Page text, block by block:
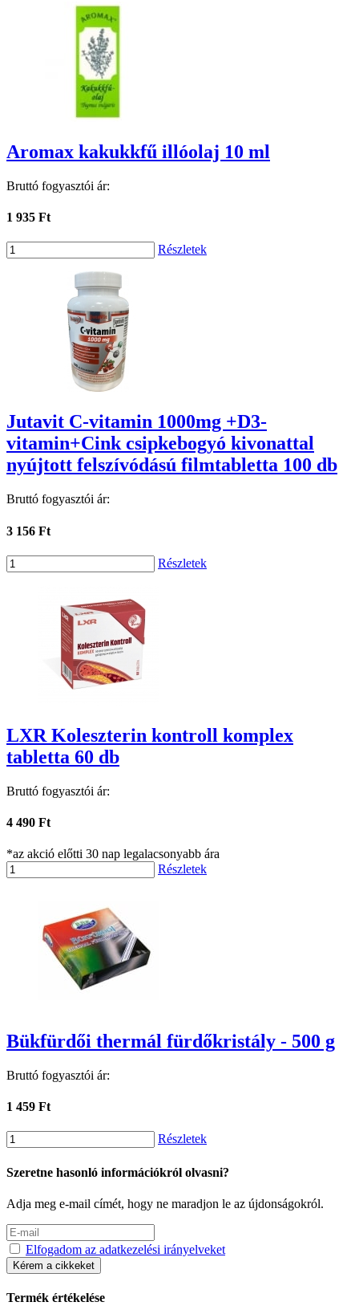
Aromax kakukkfű illóolaj 10 ml
Bruttó fogyasztói ár:
1 935 Ft
Részletek
Jutavit C-vitamin 1000mg +D3-
vitamin+Cink csipkebogyó kivonattal
nyújtott felszívódású filmtabletta 100 db
Bruttó fogyasztói ár:
3 156 Ft
Részletek
LXR Koleszterin kontroll komplex
tabletta 60 db
Bruttó fogyasztói ár:
4 490 Ft
*az akció előtti 30 nap legalacsonyabb ára
Részletek
Bükfürdői thermál fürdőkristály - 500 g
Bruttó fogyasztói ár:
1 459 Ft
Részletek
Szeretne hasonló információkról olvasni?
Adja meg e-mail címét, hogy ne maradjon le az újdonságokról.
Elfogadom az adatkezelési irányelveket
Kérem a cikkeket
Termék értékelése